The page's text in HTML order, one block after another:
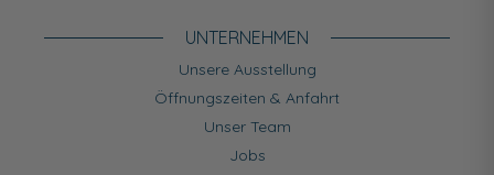
UNTERNEHMEN
Unsere Ausstellung
Öffnungszeiten & Anfahrt
Unser Team
Jobs